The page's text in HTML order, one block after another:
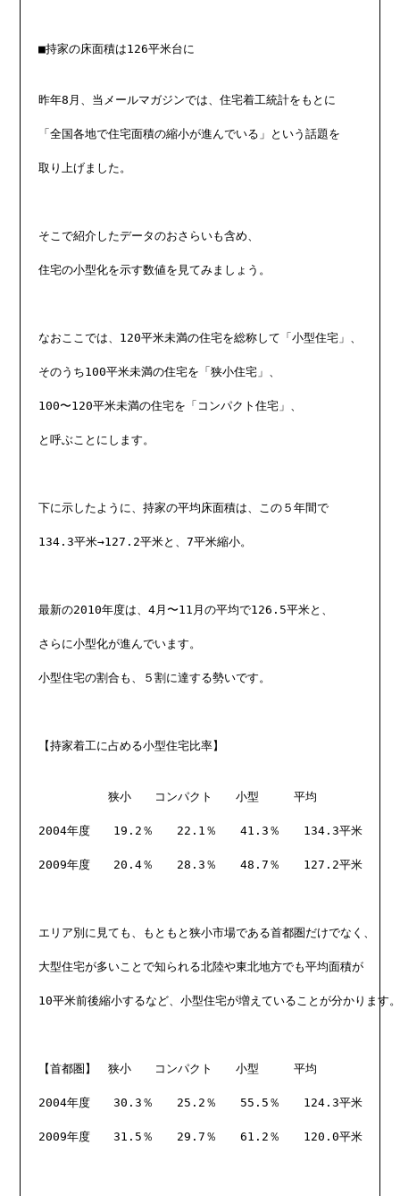
■持家の床面積は126平米台に
昨年8月、当メールマガジンでは、住宅着工統計をもとに
「全国各地で住宅面積の縮小が進んでいる」という話題を
取り上げました。
そこで紹介したデータのおさらいも含め、
住宅の小型化を示す数値を見てみましょう。
なおここでは、120平米未満の住宅を総称して「小型住宅」、
そのうち100平米未満の住宅を「狭小住宅」、
100〜120平米未満の住宅を「コンパクト住宅」、
と呼ぶことにします。
下に示したように、持家の平均床面積は、この５年間で
134.3平米→127.2平米と、7平米縮小。
最新の2010年度は、4月〜11月の平均で126.5平米と、
さらに小型化が進んでいます。
小型住宅の割合も、５割に達する勢いです。
【持家着工に占める小型住宅比率】
狭小　　コンパクト　　小型　　　平均
2004年度　　19.2％　　22.1％　　41.3％　　134.3平米
2009年度　　20.4％　　28.3％　　48.7％　　127.2平米
エリア別に見ても、もともと狭小市場である首都圏だけでなく、
大型住宅が多いことで知られる北陸や東北地方でも平均面積が
10平米前後縮小するなど、小型住宅が増えていることが分かりま
【首都圏】　狭小　　コンパクト　　小型　　　平均
2004年度　　30.3％　　25.2％　　55.5％　　124.3平米
2009年度　　31.5％　　29.7％　　61.2％　　120.0平米